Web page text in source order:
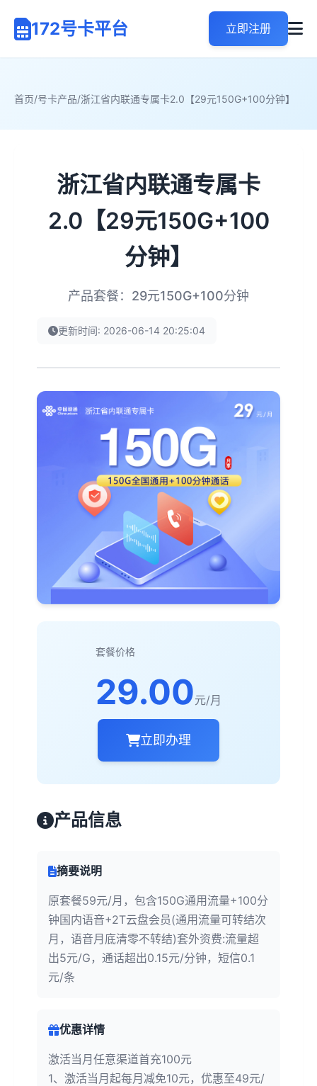
172号卡平台 立即注册
首页/号卡产品/浙江省内联通专属卡2.0【29元150G+100分钟】
浙江省内联通专属卡
2.0【29元150G+100
分钟】
产品套餐：29元150G+100分钟
更新时间: 2026-06-14 20:25:04
套餐价格
29.00元/月
立即办理
产品信息
摘要说明
原套餐59元/月，包含150G通用流量+100分
钟国内语音+2T云盘会员(通用流量可转结次
月，语音月底清零不转结)套外资费:流量超
出5元/G，通话超出0.15元/分钟，短信0.1
元/条
优惠详情
激活当月任意渠道首充100元
1、激活当月起每月减免10元，优惠至49元/